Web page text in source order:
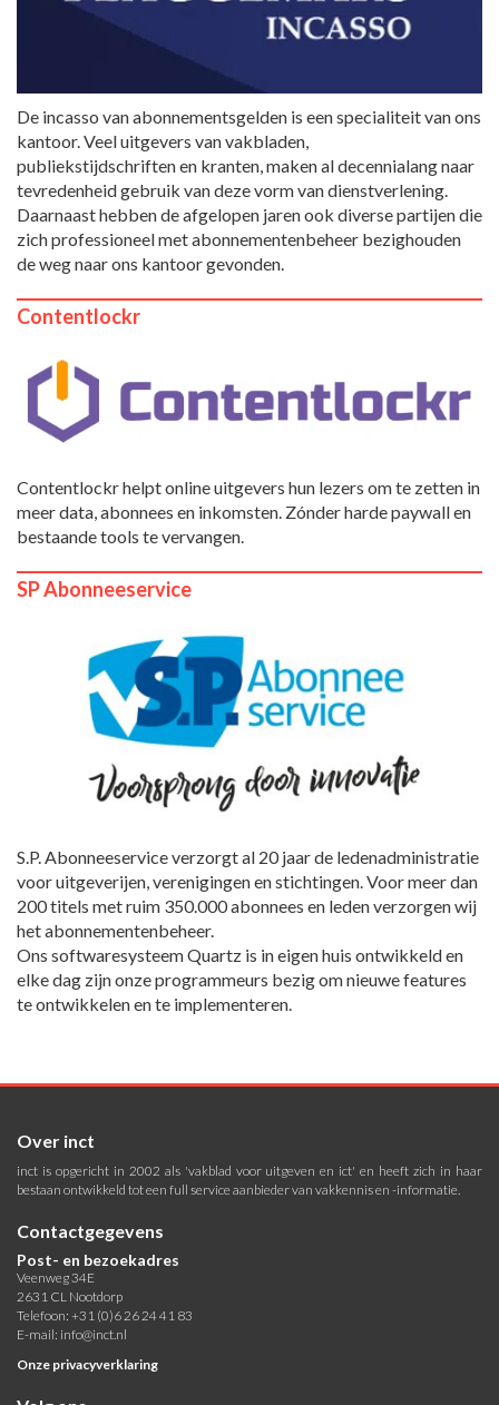
De incasso van abonnementsgelden is een specialiteit van ons
kantoor. Veel uitgevers van vakbladen,
publiekstijdschriften en kranten, maken al decennialang naar
tevredenheid gebruik van deze vorm van dienstverlening.
Daarnaast hebben de afgelopen jaren ook diverse partijen die
zich professioneel met abonnementenbeheer bezighouden
de weg naar ons kantoor gevonden.
Contentlockr
Contentlockr helpt online uitgevers hun lezers om te zetten in
meer data, abonnees en inkomsten. Zónder harde paywall en
bestaande tools te vervangen.
SP Abonneeservice
S.P. Abonneeservice verzorgt al 20 jaar de ledenadministratie
voor uitgeverijen, verenigingen en stichtingen. Voor meer dan
200 titels met ruim 350.000 abonnees en leden verzorgen wij
het abonnementenbeheer.
Ons softwaresysteem Quartz is in eigen huis ontwikkeld en
elke dag zijn onze programmeurs bezig om nieuwe features
te ontwikkelen en te implementeren.
Over inct
inct is opgericht in 2002 als 'vakblad voor uitgeven en ict' en heeft zich in haar
bestaan ontwikkeld tot een full service aanbieder van vakkennis en -informatie.
Contactgegevens
Post- en bezoekadres
Veenweg 34E
2631 CL Nootdorp
Telefoon: +31 (0)6 26 24 41 83
E-mail: info@inct.nl
Onze privacyverklaring